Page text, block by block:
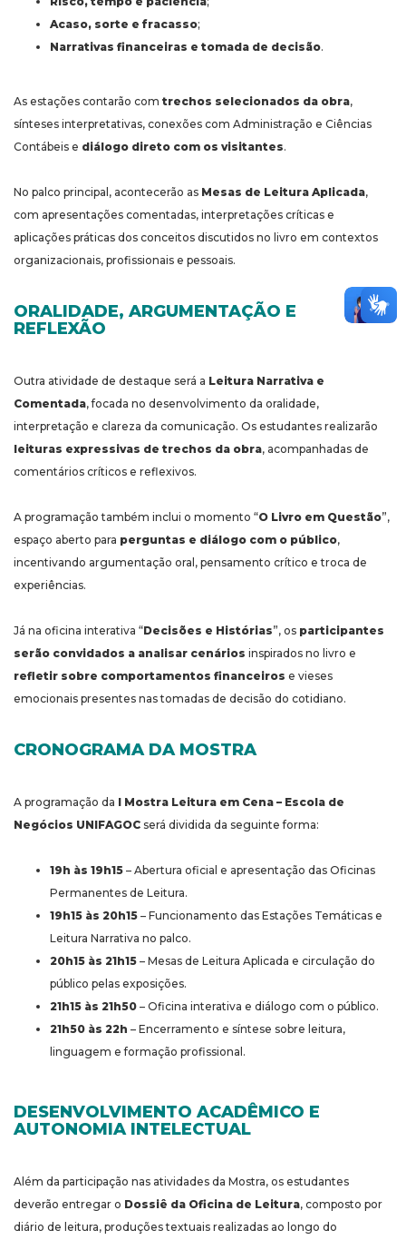
Acaso, sorte e fracasso;
Narrativas financeiras e tomada de decisão.
As estações contarão com trechos selecionados da obra,
sínteses interpretativas, conexões com Administração e Ciências
Contábeis e diálogo direto com os visitantes.
No palco principal, acontecerão as Mesas de Leitura Aplicada,
com apresentações comentadas, interpretações críticas e
aplicações práticas dos conceitos discutidos no livro em contextos
organizacionais, profissionais e pessoais.
ORALIDADE, ARGUMENTAÇÃO E
REFLEXÃO
Outra atividade de destaque será a Leitura Narrativa e
Comentada, focada no desenvolvimento da oralidade,
interpretação e clareza da comunicação. Os estudantes realizarão
leituras expressivas de trechos da obra, acompanhadas de
comentários críticos e reflexivos.
A programação também inclui o momento “O Livro em Questão”,
espaço aberto para perguntas e diálogo com o público,
incentivando argumentação oral, pensamento crítico e troca de
experiências.
Já na oficina interativa “Decisões e Histórias”, os participantes
serão convidados a analisar cenários inspirados no livro e
refletir sobre comportamentos financeiros e vieses
emocionais presentes nas tomadas de decisão do cotidiano.
CRONOGRAMA DA MOSTRA
A programação da I Mostra Leitura em Cena – Escola de
Negócios UNIFAGOC será dividida da seguinte forma:
19h às 19h15 – Abertura oficial e apresentação das Oficinas
Permanentes de Leitura.
19h15 às 20h15 – Funcionamento das Estações Temáticas e
Leitura Narrativa no palco.
20h15 às 21h15 – Mesas de Leitura Aplicada e circulação do
público pelas exposições.
21h15 às 21h50 – Oficina interativa e diálogo com o público.
21h50 às 22h – Encerramento e síntese sobre leitura,
linguagem e formação profissional.
DESENVOLVIMENTO ACADÊMICO E
AUTONOMIA INTELECTUAL
Além da participação nas atividades da Mostra, os estudantes
deverão entregar o Dossiê da Oficina de Leitura, composto por
diário de leitura, produções textuais realizadas ao longo do